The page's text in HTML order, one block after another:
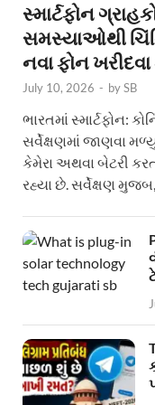
સ્માર્ટફોન
સમસ્યાઓથી
નવા ફોન
July 10, 2026 - bySB
ભારતમાં સ્માર્ટફોન:
સર્વેક્ષણમાં જાણવા
કેમેરા અથવા બેટરી
રહ્યા છે. સર્વેક્ષણ